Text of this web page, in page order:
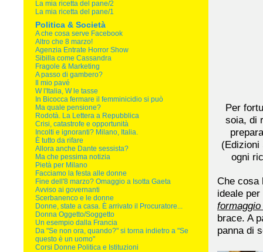
La mia ricetta del pane/2
La mia ricetta del pane/1
Politica & Società
A che cosa serve Facebook
Altro che 8 marzo!
Agenzia Entrate Horror Show
Sibilla come Cassandra
Fragole & Marketing
A passo di gambero?
Il mio pavé
W l'Italia, W le tasse
In Bicocca fermare il femminicidio si può
Ma quale pensione?
Rodotà. La Lettera a Repubblica
Crisi, catastrofe e opportunità
Incolti e ignoranti? Milano, Italia.
È tutto da rifare
Allora anche Dante sessista?
Ma che pessima notizia
Pietà per Milano
Facciamo la festa alle donne
Fine dell'8 marzo? Omaggio a Isotta Gaeta
Avviso ai governanti
Scerbanenco e le donne
Donne, state a casa. È arrivato il Procuratore...
Donna Oggetto/Soggetto
Un esempio dalla Francia
Da "Se non ora, quando?" si torna indietro a "Se
questo è un uomo"
Corsi Donne Politica e Istituzioni
Per
soia, di
(Edizioni
ogni
Che cosa
ideale
brace. A
panna di